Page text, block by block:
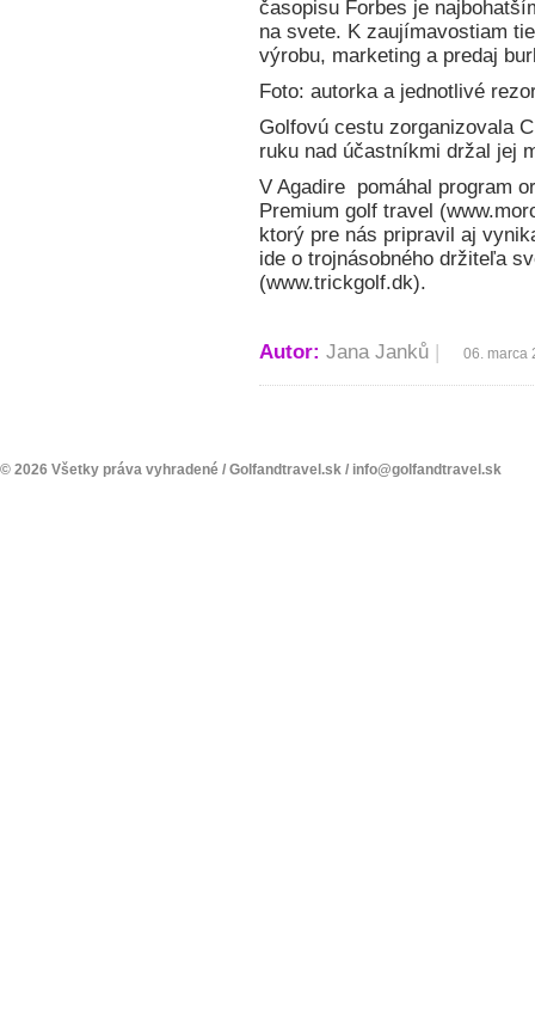
časopisu Forbes je
na svete. K zaujímavostiam
výrobu, marketing a predaj
Foto: autorka a jednotlivé
Golfovú cestu zorganizovala
ruku nad účastníkmi držal jej
V Agadire pomáhal program
Premium golf travel
ktorý pre nás pripravil aj
ide o trojnásobného držiteľa
(www.trickgolf.dk).
Autor: Jana Janků | 06. marca
© 2026 Všetky práva vyhradené / Golfandtravel.sk / info@golfandtravel.sk